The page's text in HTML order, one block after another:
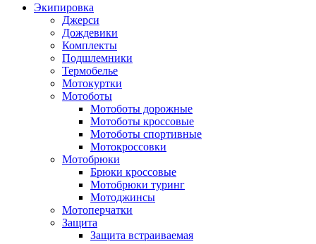
Экипировка
Джерси
Дождевики
Комплекты
Подшлемники
Термобелье
Мотокуртки
Мотоботы
Мотоботы дорожные
Мотоботы кроссовые
Мотоботы спортивные
Мотокроссовки
Мотобрюки
Брюки кроссовые
Мотобрюки туринг
Мотоджинсы
Мотоперчатки
Защита
Защита встраиваемая